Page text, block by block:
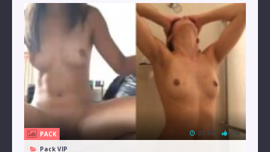
PACK
Pack VIP
33 MB 0%